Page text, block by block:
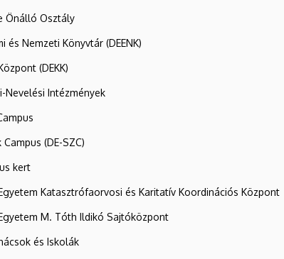
Önálló Osztály
és Nemzeti Könyvtár (DEENK)
(DEKK)
Nevelési Intézmények
(DE-SZC)
kert
Katasztrófaorvosi és Karitatív Koordinációs Központ
M. Tóth Ildikó Sajtóközpont
és Iskolák